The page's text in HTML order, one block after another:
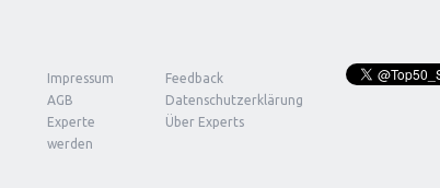
Impressum
Feedback
AGB
Datenschutzerklärung
Experte
werden
Über Experts